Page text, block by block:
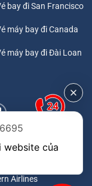
bay đi San Francisco
máy bay đi Canada
máy bay đi Đài Loan
Airlines
website của